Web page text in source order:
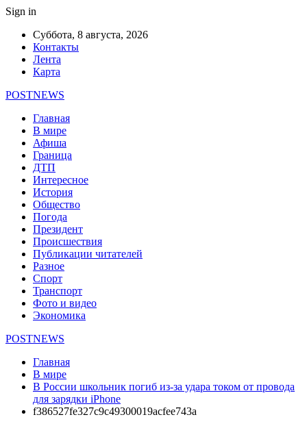
Sign in
Суббота, 8 августа, 2026
Контакты
Лента
Карта
POSTNEWS
Главная
В мире
Афиша
Граница
ДТП
Интересное
История
Общество
Погода
Президент
Происшествия
Публикации читателей
Разное
Спорт
Транспорт
Фото и видео
Экономика
POSTNEWS
Главная
В мире
В России школьник погиб из-за удара током от провода
для зарядки iPhone
f386527fe327c9c49300019acfee743a